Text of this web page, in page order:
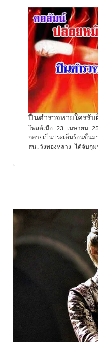
ปืนตำรวจหายใครรั
โพสต์เมื่อ 23 เมษายน
กลายเป็นประเด็นร้อนขึ้น
สน.วังทองหลาง ได้จับ